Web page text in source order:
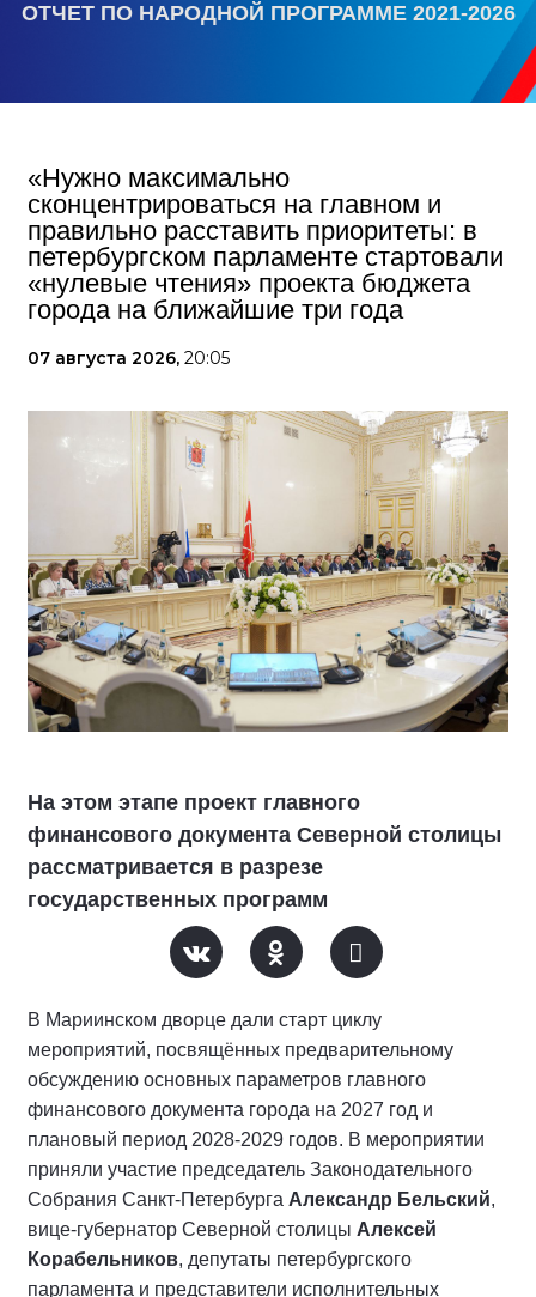
ОТЧЕТ ПО НАРОДНОЙ ПРОГРАММЕ 2021-2026
«Нужно максимально
сконцентрироваться на главном и
правильно расставить приоритеты: в
петербургском парламенте стартовали
«нулевые чтения» проекта бюджета
города на ближайшие три года
07 августа 2026, 20:05
На этом этапе проект главного
финансового документа Северной столицы
рассматривается в разрезе
государственных программ
В Мариинском дворце дали старт циклу
мероприятий, посвящённых предварительному
обсуждению основных параметров главного
финансового документа города на 2027 год и
плановый период 2028-2029 годов. В мероприятии
приняли участие председатель Законодательного
Собрания Санкт-Петербурга Александр Бельский,
вице-губернатор Северной столицы Алексей
Корабельников, депутаты петербургского
парламента и представители исполнительных